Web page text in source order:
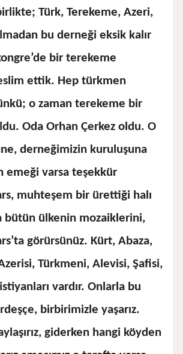
Türk, Terekeme, Azeri,
bu derneği eksik kalır
bir terekeme
ettik. Hep türkmen
o zaman terekeme bir
Oda Orhan Çerkez oldu. O
derneğimizin kuruluşuna
emeği varsa teşekkür
muhteşem bir ürettiği halı
bütün ülkenin mozaiklerini,
görürsünüz. Kürt, Abaza,
Türkmeni, Alevisi, Şafisi,
vardır. Onlarla bu
birbirimizle yaşarız.
giderken hangi köyden